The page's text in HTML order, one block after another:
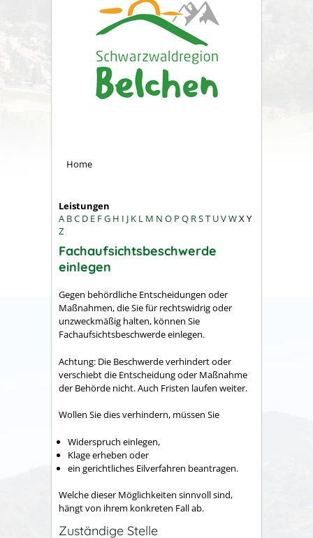
Home
Leistungen
A BC D E FG H I J K L M N O P Q RST UVWXY
Z
Fachaufsichtsbeschwerde
einlegen
Gegen behördliche Entscheidungen oder
Maßnahmen, die Sie für rechtswidrig oder
unzweckmäßig halten, können Sie
Fachaufsichtsbeschwerde einlegen.
Achtung: Die Beschwerde verhindert oder
verschiebt die Entscheidung oder Maßnahme
der Behörde nicht. Auch Fristen laufen weiter.
Wollen Sie dies verhindern, müssen Sie
Widerspruch einlegen,
Klage erheben oder
ein gerichtliches Eilverfahren beantragen.
Welche dieser Möglichkeiten sinnvoll sind,
hängt von ihrem konkreten Fall ab.
Zuständige Stelle